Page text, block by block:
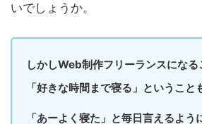
いでしょうか。
しかしWeb制作フリーランスにな
「好きな時間まで寝る」ということ
「あーよく寝た」と毎日言えるよう